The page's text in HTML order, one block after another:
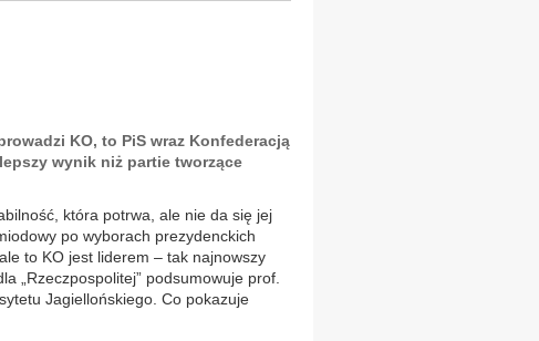
KO, to PiS wraz Konfederacją
wynik niż partie tworzące
która potrwa, ale nie da się jej
po wyborach prezydenckich
to KO jest liderem – tak najnowszy
„Rzeczpospolitej” podsumowuje prof.
Jagiellońskiego. Co pokazuje